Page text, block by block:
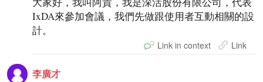
IxDA來參加會議，我們先做跟使用者互動相關的設
計。
Link in context Link
李廣才